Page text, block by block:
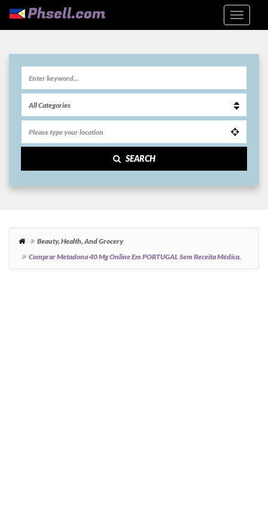
SEARCH
Beauty, Health, And Grocery
Comprar Metadona 40 Mg Online Em PORTUGAL Sem Receita Médica.